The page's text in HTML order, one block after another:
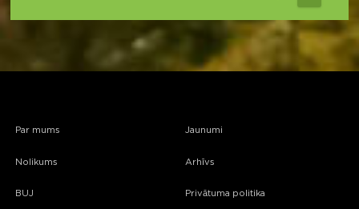
Par mums
Nolikums
BUJ
Jaunumi
Arhīvs
Privātuma politika